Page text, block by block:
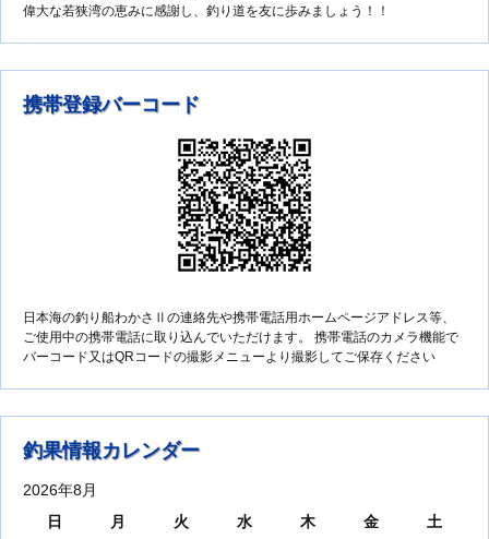
偉大な若狭湾の恵みに感謝し、釣り道を友に歩みましょう！！
携帯登録バーコード
日本海の釣り船わかさⅡの連絡先や携帯電話用ホームページアドレス等、
ご使用中の携帯電話に取り込んでいただけます。 携帯電話のカメラ機能で
バーコード又はQRコードの撮影メニューより撮影してご保存ください
釣果情報カレンダー
2026年8月
日
月 火 水 木 金
土